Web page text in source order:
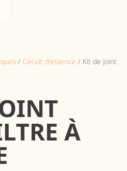
/ Circuit d'essence / Kit de joint
À